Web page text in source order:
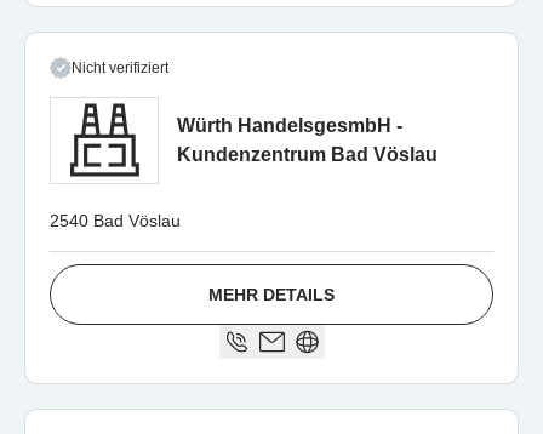
Nicht verifiziert
Würth HandelsgesmbH -
Kundenzentrum Bad Vöslau
2540 Bad Vöslau
MEHR DETAILS